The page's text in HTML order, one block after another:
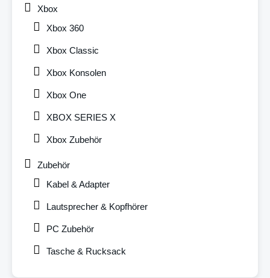
Xbox
Xbox 360
Xbox Classic
Xbox Konsolen
Xbox One
XBOX SERIES X
Xbox Zubehör
Zubehör
Kabel & Adapter
Lautsprecher & Kopfhörer
PC Zubehör
Tasche & Rucksack